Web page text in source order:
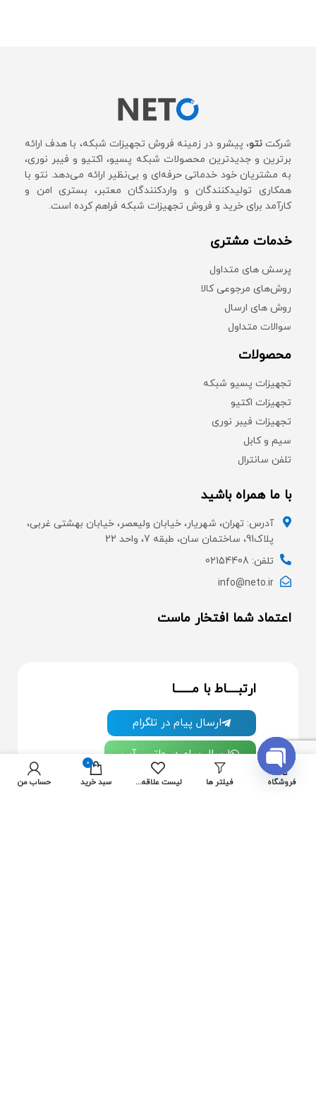
شرکتنتو، پیشرو در زمینه فروش تجهیزات شبکه، با هدف ارائه
برترین و جدیدترین محصولات شبکه پسیو، اکتیو و فیبر نوری،
به مشتریان خود خدماتی حرفه‌ای و بی‌نظیر ارائه می‌دهد. نتو با
همکاری تولیدکنندگان و واردکنندگان معتبر، بستری امن و
کارآمد برای خرید و فروش تجهیزات شبکه فراهم کرده است.
خدمات مشتری
پرسش های متداول
روش‌های مرجوعی کالا
روش های ارسال
سوالات متداول
محصولات
تجهیزات پسیو شبکه
تجهیزات اکتیو
تجهیزات فیبر نوری
سیم و کابل
تلفن سانترال
با ما همراه باشید
آدرس: تهران، شهریار، خیابان ولیعصر، خیابان بهشتی غربی،
پلاک91، ساختمان سان، طبقه 7، واحد 22
تلفن: 02154408
info@neto.ir
اعتماد شما افتخار ماست
ارتبــــاط با مــــــا
ارسال پیام در تلگرام
ارسال پیام در واتس آپ
از جدیدترین تخفیف ها با خبر شوید: فروشگاه فیلتر ها لیست علاقه مندی ها
0
سبد خرید حساب من
OPEN